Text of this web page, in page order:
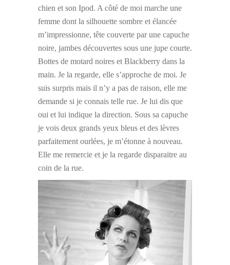
chien et son Ipod. A côté de moi marche une
femme dont la silhouette sombre et élancée
m’impressionne, tête couverte par une capuche
noire, jambes découvertes sous une jupe courte.
Bottes de motard noires et Blackberry dans la
main. Je la regarde, elle s’approche de moi. Je
suis surpris mais il n’y a pas de raison, elle me
demande si je connais telle rue. Je lui dis que
oui et lui indique la direction. Sous sa capuche
je vois deux grands yeux bleus et des lèvres
parfaitement ourlées, je m’étonne à nouveau.
Elle me remercie et je la regarde disparaitre au
coin de la rue.